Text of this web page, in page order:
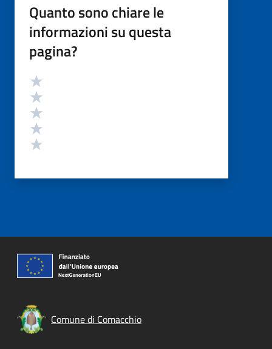
Quanto sono chiare le
informazioni su questa
pagina?
Valutazione
Comune di Comacchio